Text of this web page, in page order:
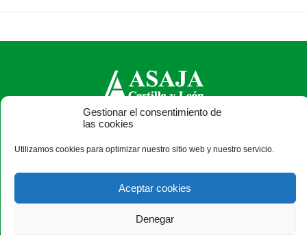
Gestionar el consentimiento de
las cookies
Utilizamos cookies para optimizar nuestro sitio web y nuestro servicio.
Aceptar cookies
Denegar
ASAJA Castilla y León - Jóvenes Agricultores
Calle Monasterio de Santa Isabel, nº 6 (bajo). CP 47015
info@asajacyl.com